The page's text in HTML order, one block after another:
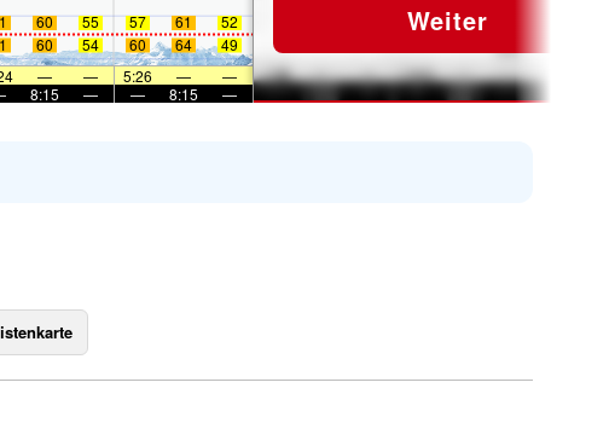
60 55 57 61
52
60 54 60 64
49
— — 5:26 —
—
8:15 — — 8:15 —
Weiter